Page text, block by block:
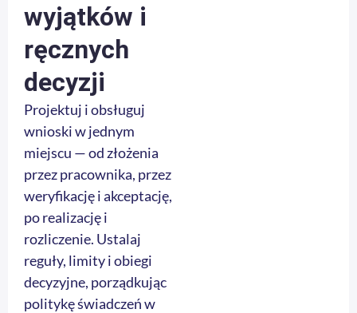
wyjątków i
ręcznych
decyzji
Projektuj i obsługuj
wnioski w jednym
miejscu — od złożenia
przez pracownika, przez
weryfikację i akceptację,
po realizację i
rozliczenie. Ustalaj
reguły, limity i obiegi
decyzyjne, porządkując
politykę świadczeń w